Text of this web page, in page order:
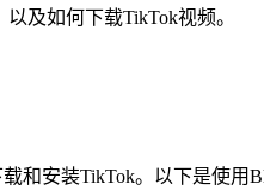
及如何下载TikTok视频。
安装TikTok。以下是使用